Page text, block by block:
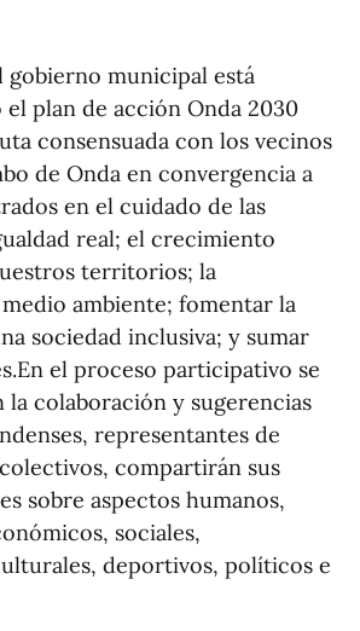
gobierno municipal está
el plan de acción Onda 2030
consensuada con los vecinos
de Onda en convergencia a
en el cuidado de las
real; el crecimiento
territorios; la
ambiente; fomentar la
sociedad inclusiva; y sumar
el proceso participativo se
la colaboración y sugerencias
representantes de
compartirán sus
sobre aspectos humanos,
sociales,
deportivos, políticos e